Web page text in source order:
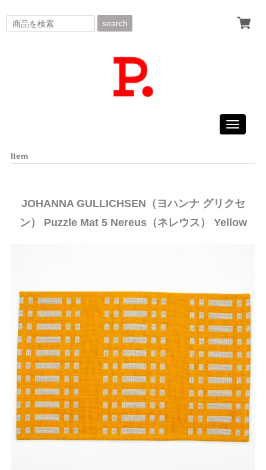
search
Toggle
Item
JOHANNA GULLICHSEN（ヨハンナ グリクセ
ン） Puzzle Mat 5 Nereus（ネレウス） Yellow